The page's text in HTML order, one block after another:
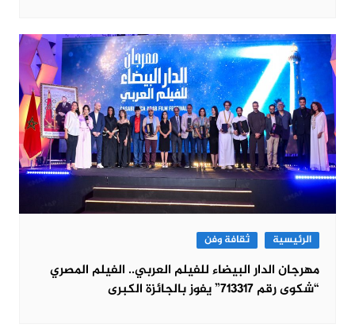
الرئيسية ثقافة وفن
مهرجان الدار البيضاء للفيلم العربي.. الفيلم المصري
“شكوى رقم 713317” يفوز بالجائزة الكبرى